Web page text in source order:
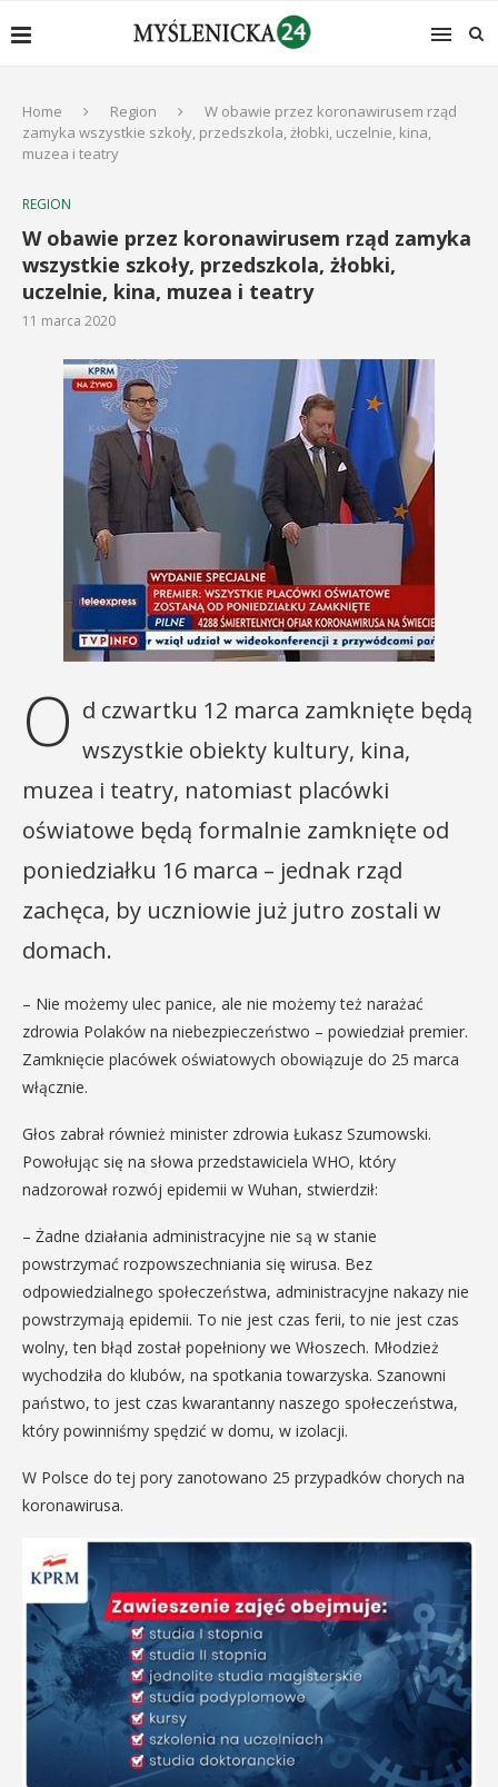
Home Region
W obawie przez koronawirusem rząd
zamyka wszystkie szkoły, przedszkola, żłobki, uczelnie, kina,
muzea i teatry
REGION
W obawie przez koronawirusem rząd zamyka
wszystkie szkoły, przedszkola, żłobki,
uczelnie, kina, muzea i teatry
11 marca 2020
O d czwartku 12 marca zamknięte będą
wszystkie obiekty kultury, kina,
muzea i teatry, natomiast placówki
oświatowe będą formalnie zamknięte od
poniedziałku 16 marca – jednak rząd
zachęca, by uczniowie już jutro zostali w
domach.
– Nie możemy ulec panice, ale nie możemy też narażać
zdrowia Polaków na niebezpieczeństwo – powiedział premier.
Zamknięcie placówek oświatowych obowiązuje do 25 marca
włącznie.
Głos zabrał również minister zdrowia Łukasz Szumowski.
Powołując się na słowa przedstawiciela WHO, który
nadzorował rozwój epidemii w Wuhan, stwierdził:
– Żadne działania administracyjne nie są w stanie
powstrzymać rozpowszechniania się wirusa. Bez
odpowiedzialnego społeczeństwa, administracyjne nakazy nie
powstrzymają epidemii. To nie jest czas ferii, to nie jest czas
wolny, ten błąd został popełniony we Włoszech. Młodzież
wychodziła do klubów, na spotkania towarzyska. Szanowni
państwo, to jest czas kwarantanny naszego społeczeństwa,
który powinniśmy spędzić w domu, w izolacji.
W Polsce do tej pory zanotowano 25 przypadków chorych na
koronawirusa.